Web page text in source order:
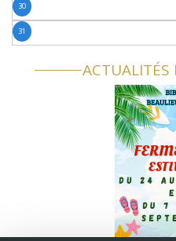
30
31
ACTUALITÉS